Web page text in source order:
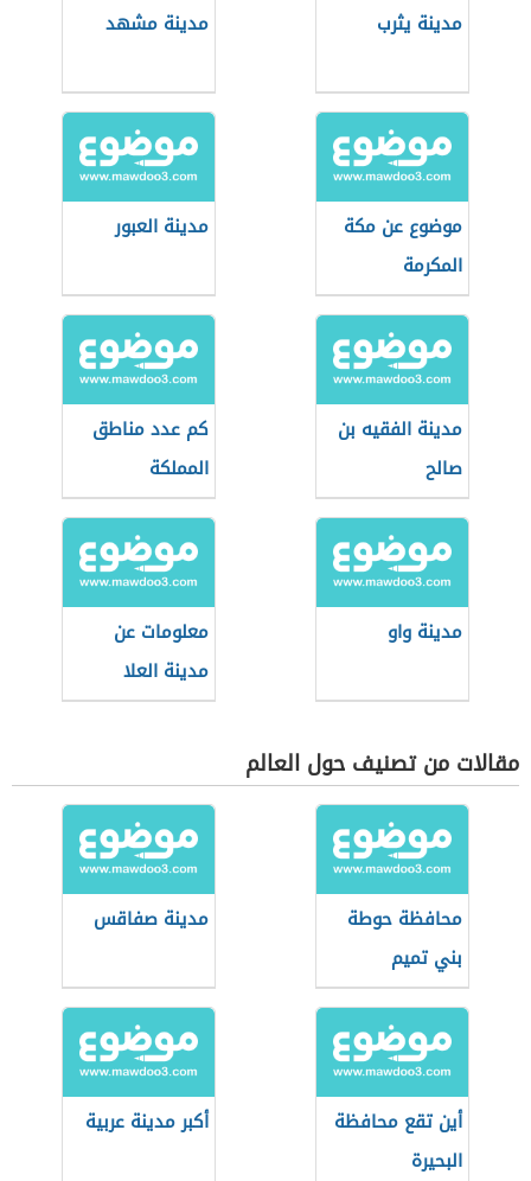
مدينة يثرب مدينة مشهد
موضوع عن مكة
المكرمة
مدينة العبور
مدينة الفقيه بن
صالح
كم عدد مناطق
المملكة
مدينة واو
معلومات عن
مدينة العلا
مقالات من تصنيف حول العالم
محافظة حوطة
بني تميم
مدينة صفاقس
أين تقع محافظة
البحيرة
أكبر مدينة عربية